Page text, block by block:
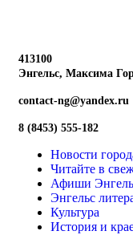
413100
Энгельс, Максима
contact-ng@yandex.ru
8 (8453) 555-182
Новости
Читайте в
Афиши
Энгельс
Культура
История и